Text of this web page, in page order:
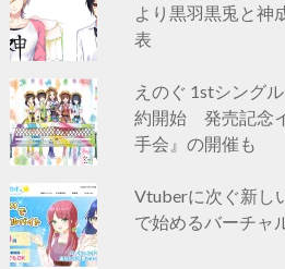
より黒羽黒兎と神
表
えのぐ 1stシング
約開始 発売記念
手会』の開催も
Vtuberに次ぐ新し
で始めるバーチャ